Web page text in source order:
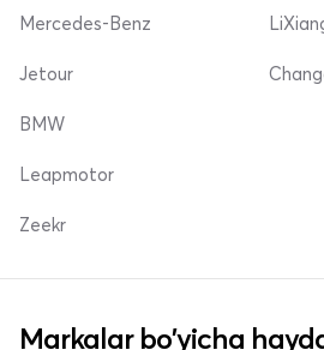
Mercedes-Benz
Jetour
BMW
Leapmotor
Zeekr
Markalar bo'yicha